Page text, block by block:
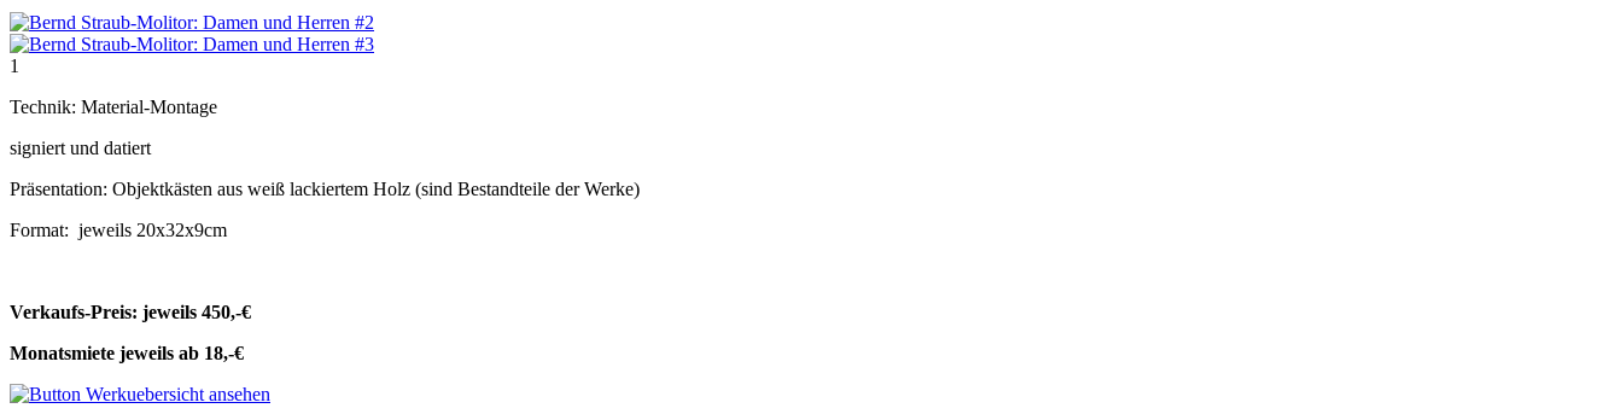
1
Technik: Material-Montage
signiert und datiert
Präsentation: Objektkästen aus weiß lackiertem Holz (sind Bestandteile der Werke)
Format: jeweils 20x32x9cm
Verkaufs-Preis: jeweils 450,-€
Monatsmiete jeweils ab 18,-€